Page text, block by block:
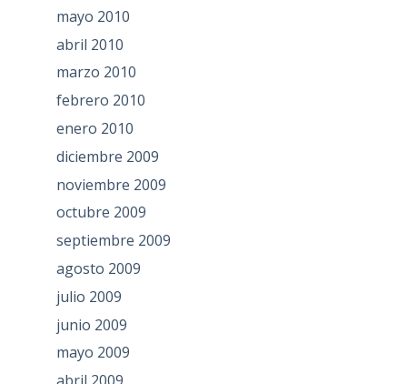
mayo 2010
abril 2010
marzo 2010
febrero 2010
enero 2010
diciembre 2009
noviembre 2009
octubre 2009
septiembre 2009
agosto 2009
julio 2009
junio 2009
mayo 2009